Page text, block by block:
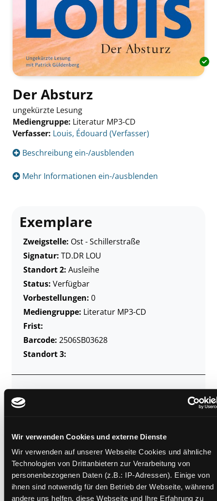
Wir verwenden Cookies und externe Dienste
Wir verwenden auf unserer Webseite Cookies und ähnliche
Technologien von Drittanbietern zur Verarbeitung von
personenbezogenen Daten (z.B.: IP-Adressen). Einige von
ihnen sind notwendig für den Betrieb der Webseite, während
andere uns helfen, diese Webseite und Ihre Erfahrung zu
Der Absturz
ungekürzte Lesung
Mediengruppe: Literatur MP3-CD
Verfasser: Suche nach diesem Verfasser
Louis, Édouard (Verfasser)
Beschreibung ein-/ausblenden
Mehr Informationen ein-/ausblenden
Exemplare
Zweigstelle: Ost - Schillerstraße
Signatur: TD.DR LOU
Standort 2: Ausleihe
Status: Verfügbar
Vorbestellungen: 0
Mediengruppe: Literatur MP3-CD
Frist:
Barcode: 2506SB03628
Standort 3:
Zweigstelle:
Status:Verfügbar
Vorbestellungen: 0
Mediengruppe: Literatur MP3-CD
Frist: